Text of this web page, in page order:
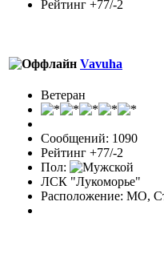
Рейтинг +77/-2
Vavuha
Ветеран
Сообщений: 1090
Рейтинг +77/-2
Пол:
ЛСК "Лукоморье"
Расположение: МО,